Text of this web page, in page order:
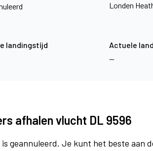
Londen
landingstijd
Actuele
—
afhalen vlucht DL 9596
geannuleerd. Je kunt het beste aan